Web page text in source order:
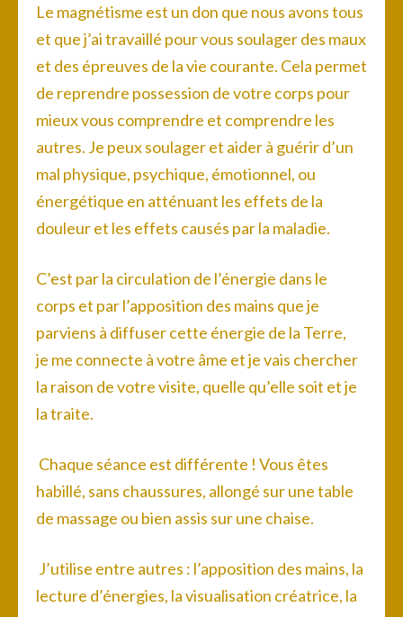
Le magnétisme est un don que nous avons tous
et que j’ai travaillé pour vous soulager des maux
et des épreuves de la vie courante. Cela permet
de reprendre possession de votre corps pour
mieux vous comprendre et comprendre les
autres. Je peux soulager et aider à guérir d’un
mal physique, psychique, émotionnel, ou
énergétique en atténuant les effets de la
douleur et les effets causés par la maladie.
C’est par la circulation de l’énergie dans le
corps et par l’apposition des mains que je
parviens à diffuser cette énergie de la Terre,
je me connecte à votre âme et je vais chercher
la raison de votre visite, quelle qu’elle soit et je
la traite.
Chaque séance est différente ! Vous êtes
habillé, sans chaussures, allongé sur une table
de massage ou bien assis sur une chaise.
J’utilise entre autres : l’apposition des mains, la
lecture d’énergies, la visualisation créatrice, la